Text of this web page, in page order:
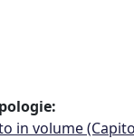
in volume